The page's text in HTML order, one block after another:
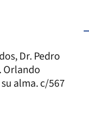
Dr. Pedro
Orlando
alma. c/567